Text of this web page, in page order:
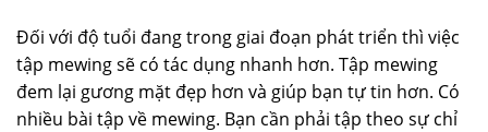
Đối với độ tuổi đang trong giai đoạn phát triển thì việc
tập mewing sẽ có tác dụng nhanh hơn. Tập mewing
đem lại gương mặt đẹp hơn và giúp bạn tự tin hơn. Có
nhiều bài tập về mewing. Bạn cần phải tập theo sự chỉ